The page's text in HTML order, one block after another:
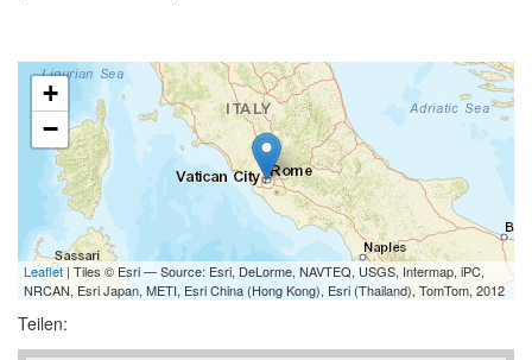
+
−
Leaflet | Tiles © Esri — Source: Esri, DeLorme, NAVTEQ, USGS, Intermap, iPC,
NRCAN, Esri Japan, METI, Esri China (Hong Kong), Esri (Thailand), TomTom, 2012
Teilen: